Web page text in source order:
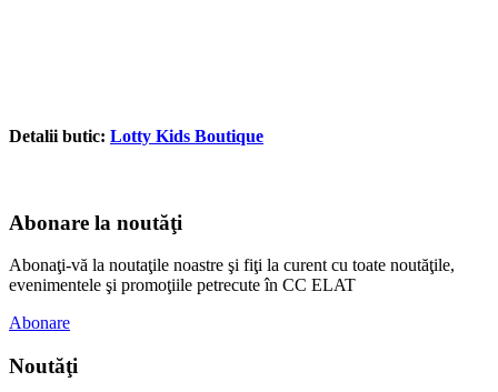
Detalii butic: Lotty Kids Boutique
Abonare la noutăţi
Abonaţi-vă la noutaţile noastre şi fiţi la curent cu toate noutăţile,
evenimentele şi promoţiile petrecute în CC ELAT
Abonare
Noutăţi